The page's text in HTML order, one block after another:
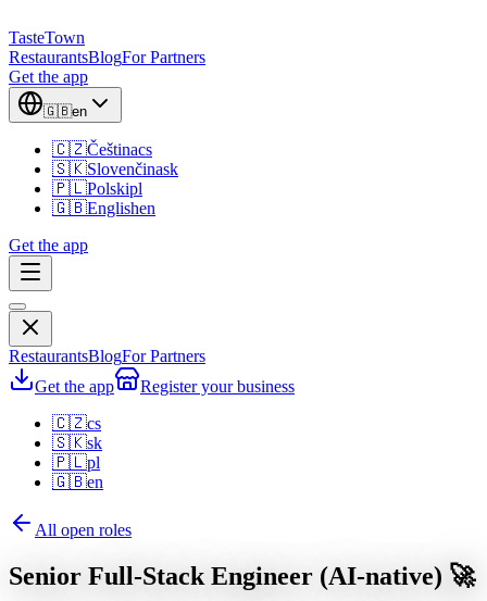
TasteTown
RestaurantsBlogFor Partners
Get the app
🇬🇧en
🇨🇿Češtinacs
🇸🇰Slovenčinask
🇵🇱Polskipl
🇬🇧Englishen
Get the app
RestaurantsBlogFor Partners
Get the app
Register your business
🇨🇿cs
🇸🇰sk
🇵🇱pl
🇬🇧en
All open roles
Senior Full-Stack Engineer (AI-native) 🚀